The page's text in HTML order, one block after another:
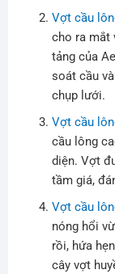
Vợt cầu
cho ra mắt
tảng của
soát cầu
chụp lưới.
Vợt cầu
cầu lông
diện. Vợt
tầm giá,
Vợt cầu
nóng hổi
rồi, hứa
cây vợt